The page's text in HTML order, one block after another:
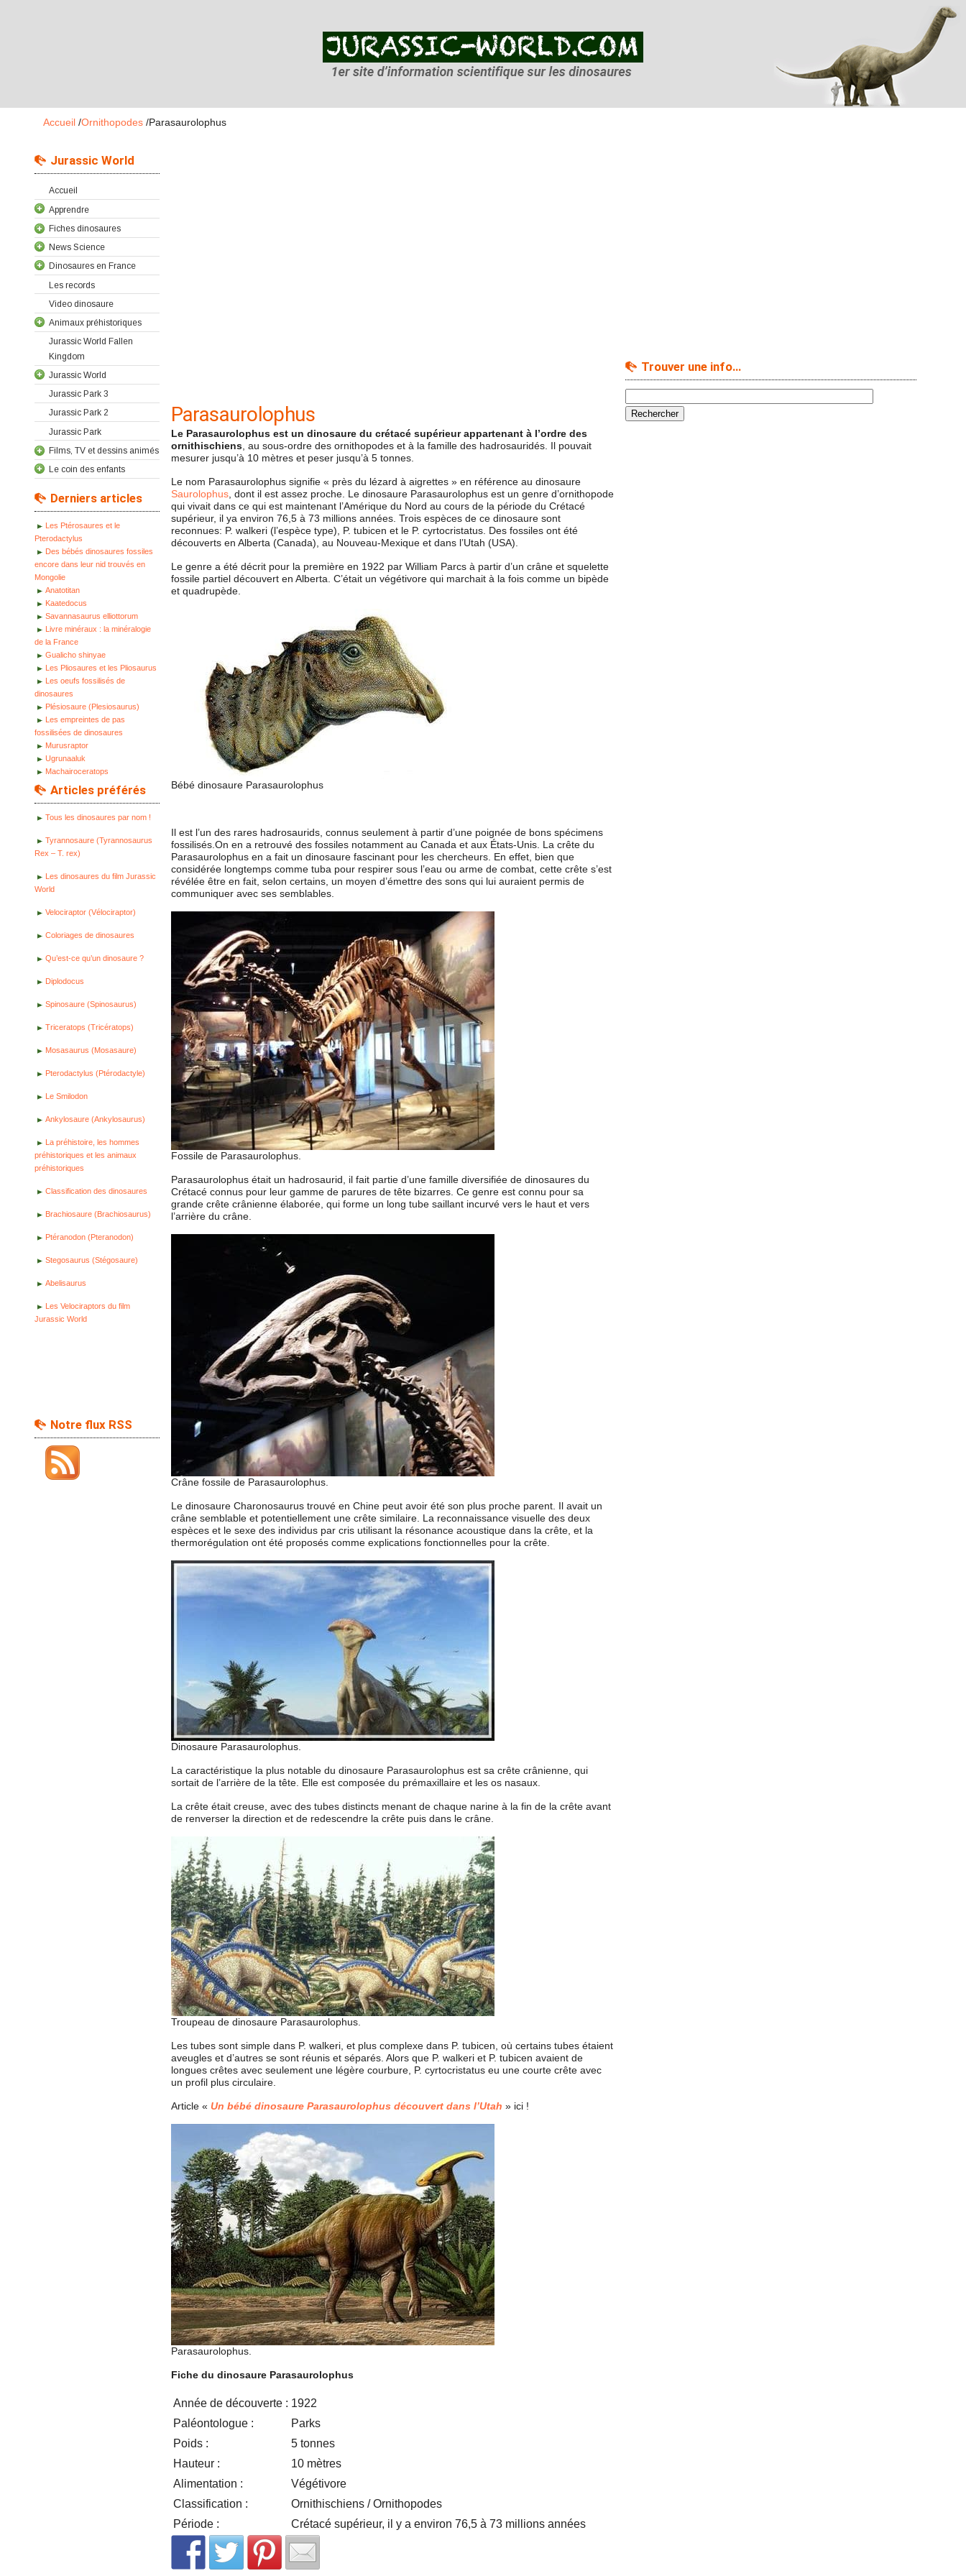
Accueil /Ornithopodes /Parasaurolophus
Jurassic World
Accueil
Apprendre
Fiches dinosaures
News Science
Dinosaures en France
Les records
Video dinosaure
Animaux préhistoriques
Jurassic World Fallen
Kingdom
Jurassic World
Jurassic Park 3
Jurassic Park 2
Jurassic Park
Films, TV et dessins animés
Le coin des enfants
Derniers articles
Les Ptérosaures et le
Pterodactylus
Des bébés dinosaures fossiles
encore dans leur nid trouvés en
Mongolie
Anatotitan
Kaatedocus
Savannasaurus elliottorum
Livre minéraux : la minéralogie
de la France
Gualicho shinyae
Les Pliosaures et les Pliosaurus
Les oeufs fossilisés de
dinosaures
Plésiosaure (Plesiosaurus)
Les empreintes de pas
fossilisées de dinosaures
Murusraptor
Ugrunaaluk
Machairoceratops
Articles préférés
Tous les dinosaures par nom !
Tyrannosaure (Tyrannosaurus
Rex – T. rex)
Les dinosaures du film Jurassic
World
Velociraptor (Vélociraptor)
Coloriages de dinosaures
Qu’est-ce qu’un dinosaure ?
Diplodocus
Spinosaure (Spinosaurus)
Triceratops (Tricératops)
Mosasaurus (Mosasaure)
Pterodactylus (Ptérodactyle)
Le Smilodon
Ankylosaure (Ankylosaurus)
La préhistoire, les hommes
préhistoriques et les animaux
préhistoriques
Classification des dinosaures
Brachiosaure (Brachiosaurus)
Ptéranodon (Pteranodon)
Stegosaurus (Stégosaure)
Abelisaurus
Les Velociraptors du film
Jurassic World
Notre flux RSS
Parasaurolophus
Le Parasaurolophus est un dinosaure du crétacé supérieur appartenant à l’ordre des
ornithischiens, au sous-ordre des ornithopodes et à la famille des hadrosauridés. Il pouvait
mesurer jusqu’à 10 mètres et peser jusqu’à 5 tonnes.
Le nom Parasaurolophus signifie « près du lézard à aigrettes » en référence au dinosaure
Saurolophus, dont il est assez proche. Le dinosaure Parasaurolophus est un genre d’ornithopode
qui vivait dans ce qui est maintenant l’Amérique du Nord au cours de la période du Crétacé
supérieur, il ya environ 76,5 à 73 millions années. Trois espèces de ce dinosaure sont
reconnues: P. walkeri (l’espèce type), P. tubicen et le P. cyrtocristatus. Des fossiles ont été
découverts en Alberta (Canada), au Nouveau-Mexique et dans l’Utah (USA).
Le genre a été décrit pour la première en 1922 par William Parcs à partir d’un crâne et squelette
fossile partiel découvert en Alberta. C’était un végétivore qui marchait à la fois comme un bipède
et quadrupède.
Bébé dinosaure Parasaurolophus
Il est l’un des rares hadrosaurids, connus seulement à partir d’une poignée de bons spécimens
fossilisés.On en a retrouvé des fossiles notamment au Canada et aux États-Unis. La crête du
Parasaurolophus en a fait un dinosaure fascinant pour les chercheurs. En effet, bien que
considérée longtemps comme tuba pour respirer sous l’eau ou arme de combat, cette crête s’est
révélée être en fait, selon certains, un moyen d’émettre des sons qui lui auraient permis de
communiquer avec ses semblables.
Fossile de Parasaurolophus.
Parasaurolophus était un hadrosaurid, il fait partie d’une famille diversifiée de dinosaures du
Crétacé connus pour leur gamme de parures de tête bizarres. Ce genre est connu pour sa
grande crête crânienne élaborée, qui forme un long tube saillant incurvé vers le haut et vers
l’arrière du crâne.
Crâne fossile de Parasaurolophus.
Le dinosaure Charonosaurus trouvé en Chine peut avoir été son plus proche parent. Il avait un
crâne semblable et potentiellement une crête similaire. La reconnaissance visuelle des deux
espèces et le sexe des individus par cris utilisant la résonance acoustique dans la crête, et la
thermorégulation ont été proposés comme explications fonctionnelles pour la crête.
Dinosaure Parasaurolophus.
La caractéristique la plus notable du dinosaure Parasaurolophus est sa crête crânienne, qui
sortait de l’arrière de la tête. Elle est composée du prémaxillaire et les os nasaux.
La crête était creuse, avec des tubes distincts menant de chaque narine à la fin de la crête avant
de renverser la direction et de redescendre la crête puis dans le crâne.
Troupeau de dinosaure Parasaurolophus.
Les tubes sont simple dans P. walkeri, et plus complexe dans P. tubicen, où certains tubes étaient
aveugles et d’autres se sont réunis et séparés. Alors que P. walkeri et P. tubicen avaient de
longues crêtes avec seulement une légère courbure, P. cyrtocristatus eu une courte crête avec
un profil plus circulaire.
Article « Un bébé dinosaure Parasaurolophus découvert dans l’Utah » ici !
Parasaurolophus.
Fiche du dinosaure Parasaurolophus
Année de découverte : 1922
Paléontologue :
Parks
Poids :
5 tonnes
Hauteur :
10 mètres
Alimentation :
Végétivore
Classification :
Ornithischiens / Ornithopodes
Période :
Crétacé supérieur, il y a environ 76,5 à 73 millions années
Trouver une info…